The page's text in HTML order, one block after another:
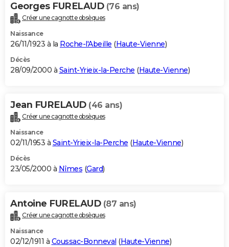
Georges FURELAUD (76 ans)
Créer une cagnotte obsèques
Naissance
26/11/1923 à la Roche-l'Abeille (Haute-Vienne)
Décès
28/09/2000 à Saint-Yrieix-la-Perche (Haute-Vienne)
Jean FURELAUD (46 ans)
Créer une cagnotte obsèques
Naissance
02/11/1953 à Saint-Yrieix-la-Perche (Haute-Vienne)
Décès
23/05/2000 à Nîmes (Gard)
Antoine FURELAUD (87 ans)
Créer une cagnotte obsèques
Naissance
02/12/1911 à Coussac-Bonneval (Haute-Vienne)